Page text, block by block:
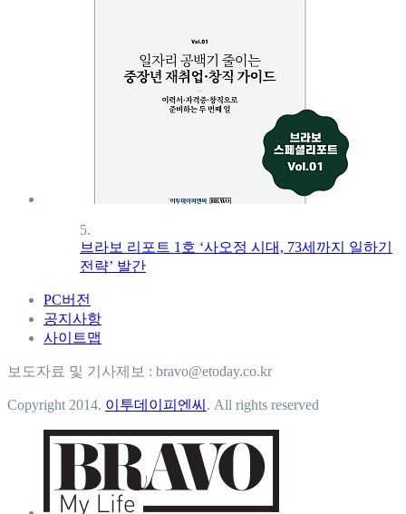
5.
브라보 리포트 1호 ‘사오정 시대, 73세까지 일하기
전략’ 발간
PC버전
공지사항
사이트맵
보도자료 및 기사제보 : bravo@etoday.co.kr
Copyright 2014. 이투데이피엔씨 . All rights reserved